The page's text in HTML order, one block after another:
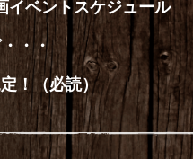
イベントスケジュール
・・
！（必読）